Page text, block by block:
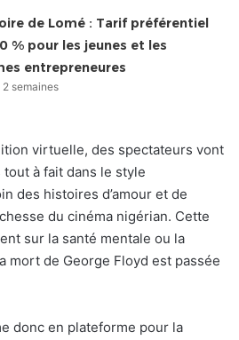
de Lomé : Tarif préférentiel
% pour les jeunes et les
entrepreneures
2 semaines
virtuelle, des spectateurs vont
à fait dans le style
des histoires d’amour et de
du cinéma nigérian. Cette
sur la santé mentale ou la
mort de George Floyd est passée
donc en plateforme pour la